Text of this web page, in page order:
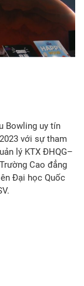
Bowling uy tín
với sự tham
lý KTX ĐHQG–
Cao đẳng
Đại học Quốc